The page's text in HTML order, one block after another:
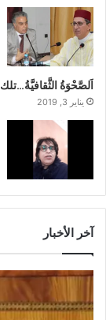
اَلصَّحْوَةُ
يناير 3, 2019
آخر الأخبار